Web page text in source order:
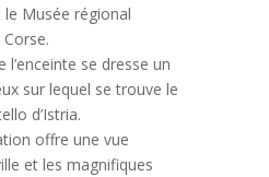
Musée régional
l’enceinte se dresse un
sur lequel se trouve le
d’Istria.
offre une vue
et les magnifiques